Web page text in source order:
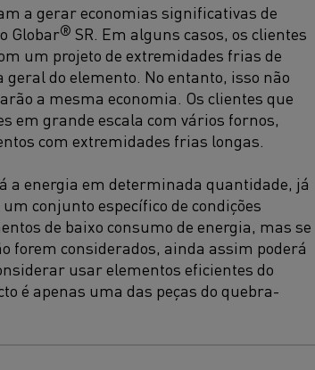
a gerar economias significativas de
Globar® SR. Em alguns casos, os clientes
um projeto de extremidades frias de
do elemento. No entanto, isso não
a mesma economia. Os clientes que
em grande escala com vários fornos,
com extremidades frias longas.
a energia em determinada quantidade, já
conjunto específico de condições
de baixo consumo de energia, mas se
forem considerados, ainda assim poderá
usar elementos eficientes do
é apenas uma das peças do quebra-